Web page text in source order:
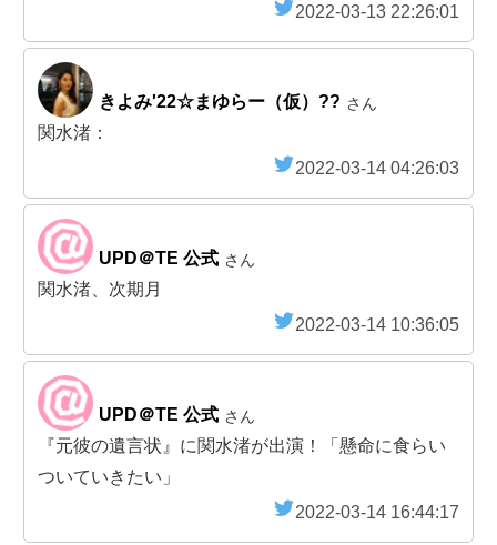
2022-03-13 22:26:01
きよみ'22☆まゆらー（仮）?? さん
関水渚：
2022-03-14 04:26:03
UPD＠TE 公式 さん
関水渚、次期月
2022-03-14 10:36:05
UPD＠TE 公式 さん
『元彼の遺言状』に関水渚が出演！「懸命に食らい
ついていきたい」
2022-03-14 16:44:17